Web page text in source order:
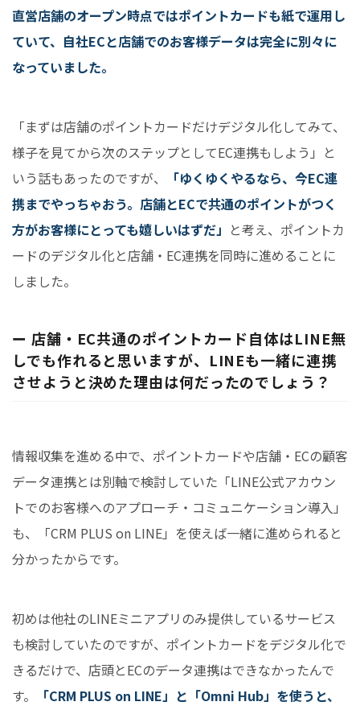
直営店舗のオープン時点ではポイントカードも紙で運用し
ていて、自社ECと店舗でのお客様データは完全に別々に
なっていました。
「まずは店舗のポイントカードだけデジタル化してみて、
様子を見てから次のステップとしてEC連携もしよう」と
いう話もあったのですが、
「ゆくゆくやるなら、今EC連
携までやっちゃおう。店舗とECで共通のポイントがつく
方がお客様にとっても嬉しいはずだ」 と考え、ポイントカ
ードのデジタル化と店舗・EC連携を同時に進めることに
しました。
ー 店舗・EC共通のポイントカード自体はLINE無
しでも作れると思いますが、LINEも一緒に連携
させようと決めた理由は何だったのでしょう？
情報収集を進める中で、ポイントカードや店舗・ECの顧客
データ連携とは別軸で検討していた「LINE公式アカウン
トでのお客様へのアプローチ・コミュニケーション導入」
も、「CRM PLUS on LINE」を使えば一緒に進められると
分かったからです。
初めは他社のLINEミニアプリのみ提供しているサービス
も検討していたのですが、ポイントカードをデジタル化で
きるだけで、店頭とECのデータ連携はできなかったんで
す。
「CRM PLUS on LINE」と「Omni Hub」を使うと、